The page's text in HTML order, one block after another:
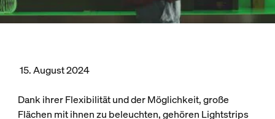
15. August 2024
Dank ihrer Flexibilität und der Möglichkeit, große
Flächen mit ihnen zu beleuchten, gehören Lightstrips